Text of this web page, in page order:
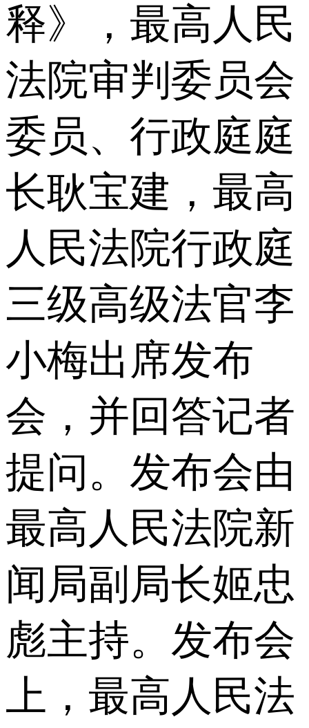
释》，最高人民
法院审判委员会
委员、行政庭庭
长耿宝建，最高
人民法院行政庭
三级高级法官李
小梅出席发布
会，并回答记者
提问。发布会由
最高人民法院新
闻局副局长姬忠
彪主持。发布会
上，最高人民法